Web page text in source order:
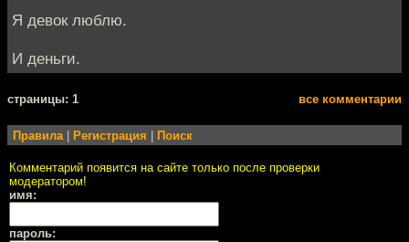
Я девок люблю.
И деньги.
cтраницы: 1 все комментарии
Правила Регистрация Поиск
Комментарий появится на сайте только после проверки
модератором!
имя:
пароль: